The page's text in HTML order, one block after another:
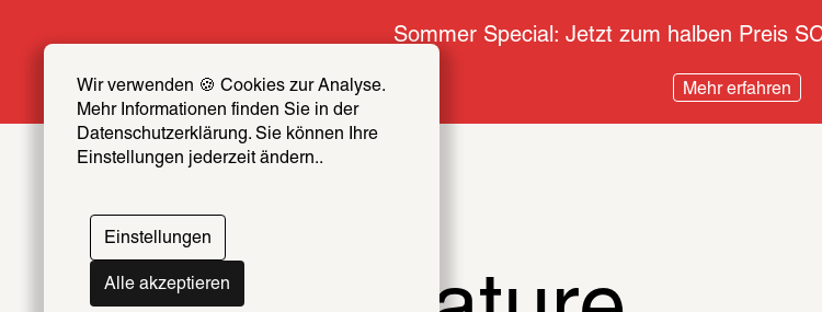
Wir verwenden 🍪 Cookies zur Analyse.
Mehr Informationen finden Sie in der
Datenschutzerklärung. Sie können Ihre
Einstellungen jederzeit ändern..
Einstellungen
Alle akzeptieren
Sommer Special: Jetzt zum halben Preis
Mehr erfahren